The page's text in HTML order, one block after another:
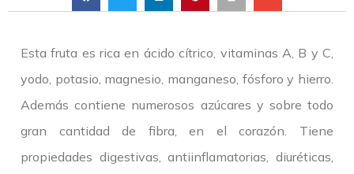
Esta fruta es rica en ácido cítrico, vitaminas A, B y C,
yodo, potasio, magnesio, manganeso, fósforo y hierro.
Además contiene numerosos azúcares y sobre todo
gran cantidad de fibra, en el corazón. Tiene
propiedades digestivas, antiinflamatorias, diuréticas,